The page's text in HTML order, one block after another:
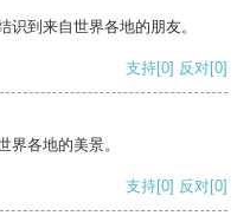
到来自世界各地的朋友。
支持[0] 反对[0]
界各地的美景。
支持[0] 反对[0]